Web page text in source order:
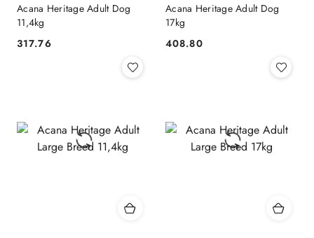
Acana Heritage Adult Dog
11,4kg
Cena:
317.76
Acana Heritage Adult Dog
17kg
Cena:
408.80